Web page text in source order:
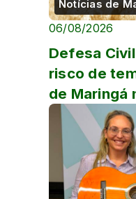
Notícias de
06/08/2026
Defesa
risco de
de Maringá